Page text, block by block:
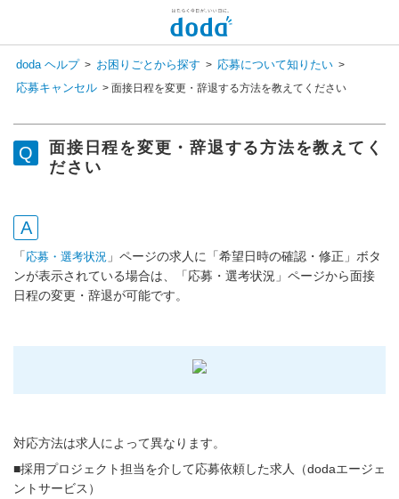
doda ヘルプ > お困りごとから探す > 応募について知りたい >
応募キャンセル > 面接日程を変更・辞退する方法を教えてください
面接日程を変更・辞退する方法を教えてく
ださい
「 応募・選考状況 」ページの求人に「希望日時の確認・修正」ボタ
ンが表示されている場合は、「応募・選考状況」ページから面接
日程の変更・辞退が可能です。
対応方法は求人によって異なります。
■採用プロジェクト担当を介して応募依頼した求人（dodaエージェ
ントサービス）